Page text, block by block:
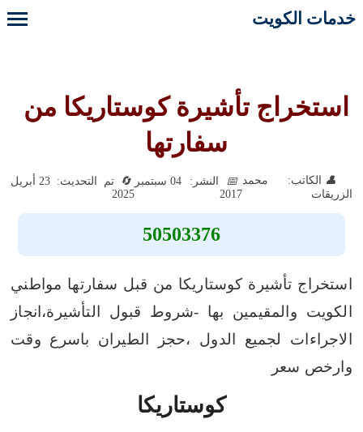
خدمات الكويت
استخراج تأشيرة كوستاريكا من
سفارتها
الكاتب: محمد
الزريقات
النشر: 04 سبتمبر
2017
تم التحديث: 23 أبريل
2025
50503376
استخراج تأشيرة كوستاريكا من قبل سفارتها مواطني
الكويت والمقيمين بها -شروط قبول التأشيرة،انجاز
الاجراءات لجميع الدول ،حجز الطيران باسرع وقت
وارخص سعر
كوستاريكا